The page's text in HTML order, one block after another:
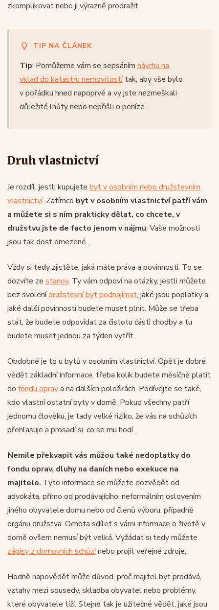
zkomplikovat nebo ji výrazně prodražit.
TIP NA ČLÁNEK
Tip: Pomůžeme vám se sepsáním návrhu na
vklad do katastru nemovitostítak, aby vše bylo
v pořádku hned napoprvé a vy jste nezmeškali
důležité lhůty nebo nepřišli o peníze.
Druh vlastnictví
Je rozdíl, jestli kupujete byt v osobním nebo družstevním
vlastnictví. Zatímco byt v osobním vlastnictví patří vám
a můžete si s ním prakticky dělat, co chcete, v
družstvu jste de facto jenom v nájmu. Vaše možnosti
jsou tak dost omezené.
Vždy si tedy zjistěte, jaká máte práva a povinnosti. To se
dozvíte ze stanov. Ty vám odpoví na otázky, jestli můžete
bez svolenídružstevní byt podnajímat, jaké jsou poplatky a
jaké další povinnosti budete muset plnit. Může se třeba
stát, že budete odpovídat za čistotu části chodby a tu
budete muset jednou za týden vytřít.
Obdobné je to u bytů v osobním vlastnictví. Opět je dobré
vědět základní informace, třeba kolik budete měsíčně platit
do fondu oprava na dalších položkách. Podívejte se také,
kdo vlastní ostatní byty v domě. Pokud všechny patří
jednomu člověku, je tady velké riziko, že vás na schůzích
přehlasuje a prosadí si, co se mu hodí.
Nemile překvapit vás můžou také nedoplatky do
fondu oprav, dluhy na daních nebo exekuce na
majitele. Tyto informace se můžete dozvědět od
advokáta, přímo od prodávajícího, neformálním oslovením
jiného obyvatele domu nebo od členů výboru, případně
orgánu družstva. Ochota sdílet s vámi informace o životě v
domě ovšem nemusí být velká. Vyžádat si tedy můžete
zápisy z domovních schůzínebo projít veřejné zdroje.
Hodně napovědět může důvod, proč majitel byt prodává,
vztahy mezi sousedy, skladba obyvatel nebo problémy,
které obyvatele tíží. Stejně tak je užitečné vědět, jaké jsou